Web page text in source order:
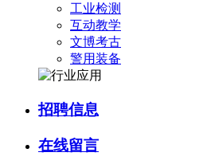
工业检测
互动教学
文博考古
警用装备
招聘信息
在线留言